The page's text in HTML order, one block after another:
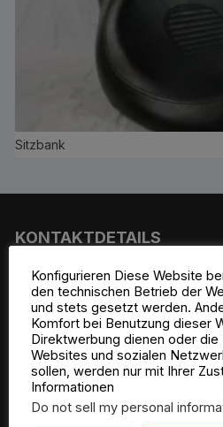
Sitzbank
KONTAKTDETAILS
MC-Genuineparts
Auf der Koppel 13a
58540 Meinerzhagen
Konfigurieren Diese Website
den technischen Betrieb der
und stets gesetzt werden.
Komfort bei Benutzung dieser
Direktwerbung dienen oder
Websites und sozialen
sollen, werden nur mit Ihrer
Informationen
Do not sell my personal